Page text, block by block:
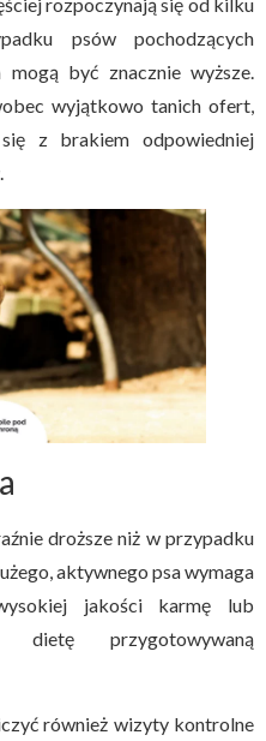
psów pochodzących
być znacznie wyższe.
wyjątkowo tanich ofert,
z brakiem odpowiedniej
droższe niż w przypadku
aktywnego psa wymaga
jakości karmę lub
dietę przygotowywaną
również wizyty kontrolne